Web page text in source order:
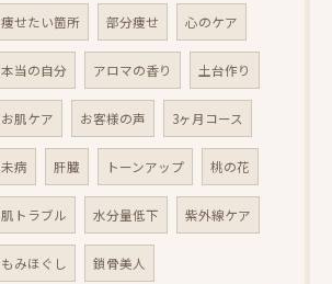
痩せたい箇所 部分痩せ 心のケア
本当の自分 アロマの香り 土台作り
お肌ケア お客様の声 3ヶ月コース
未病 肝臓 トーンアップ 桃の花
肌トラブル 水分量低下 紫外線ケア
もみほぐし 鎖骨美人